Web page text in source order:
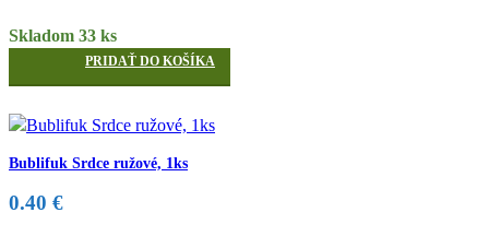
Skladom 33 ks
PRIDAŤ DO KOŠÍKA
Bublifuk Srdce ružové, 1ks
0.40 €